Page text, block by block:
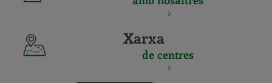
Xarxa
de centres